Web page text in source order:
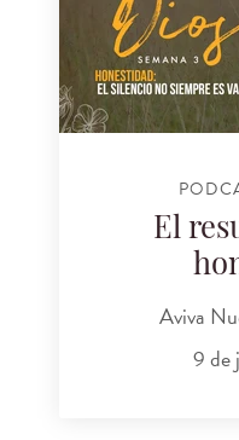
El
Aviva
9 de